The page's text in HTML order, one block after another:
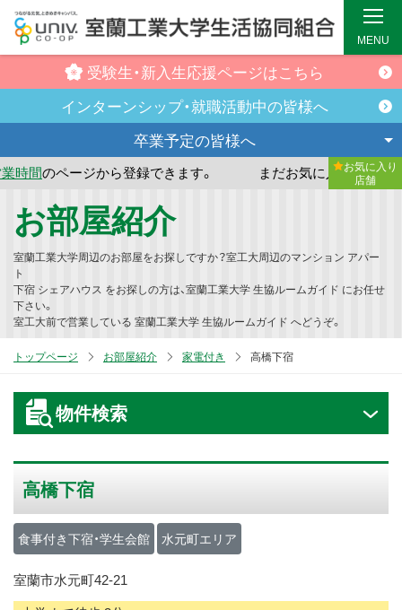
受験生・新入生応援ページはこちら
インターンシップ・就職活動中の皆様へ
卒業予定の皆様へ
ジから登録できます。 まだお気に入り店舗が登録されてい
お気に入り
店舗
MENU
お部屋紹介
室蘭工業大学周辺のお部屋をお探しですか？室工大周辺のマンション アパー
ト
下宿 シェアハウス をお探しの方は、室蘭工業大学 生協ルームガイド にお任せ
下さい。
室工大前で営業している 室蘭工業大学 生協ルームガイド へどうぞ。
トップページ お部屋紹介 家電付き 高橋下宿
物件検索
高橋下宿
食事付き下宿・学生会館 水元町エリア
室蘭市水元町42-21